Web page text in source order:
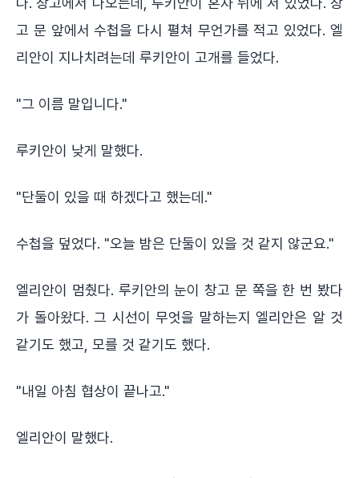
고 문 앞에서 수첩을 다시 펼쳐 무언가를 적고 있었다. 엘
리안이 지나치려는데 루키안이 고개를 들었다.
"그 이름 말입니다."
루키안이 낮게 말했다.
"단둘이 있을 때 하겠다고 했는데."
수첩을 덮었다. "오늘 밤은 단둘이 있을 것 같지 않군요."
엘리안이 멈췄다. 루키안의 눈이 창고 문 쪽을 한 번 봤다
가 돌아왔다. 그 시선이 무엇을 말하는지 엘리안은 알 것
같기도 했고, 모를 것 같기도 했다.
"내일 아침 협상이 끝나고."
엘리안이 말했다.